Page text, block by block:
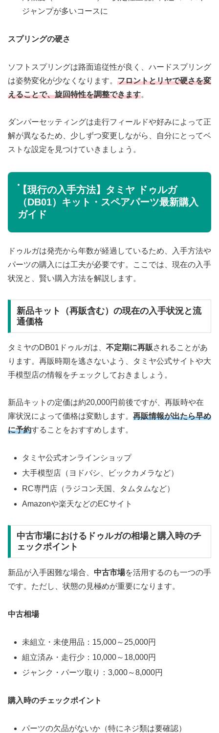
ジャンプが多いコースに
スプリングの硬さ
ソフトスプリングは路面追従性が良く、ハードスプリング
は姿勢変化が少なくなります。 フロントとリヤで硬さを変
えることで、旋回特性を調整できます。
ダンパーセッティングは走行フィールドや好みによって正
解が異なるため、少しずつ変更しながら、自分にとってベ
ストな設定を見つけていきましょう。
【現行の入手方法】タミヤ ドゥルガ
（DB01）キット・スペアパーツ最新購入
ガイド
ドゥルガは発売から年数が経過しているため、入手方法や
パーツの購入には工夫が必要です。ここでは、現在の入手
状況と、賢い購入方法を解説します。
新品キット（再販含む）の現在の入手状況と流
通価格
タミヤのDB01ドゥルガは、 不定期に再販されることがあ
ります。再販時期を逃さないよう、タミヤ公式サイトや大
手模型店の情報をチェックしておきましょう。
新品キットの定価は約20,000円前後ですが、再販時や在
庫状況によって価格は変動します。 再販情報が出たら早め
に予約することをおすすめします。
タミヤ公式オンラインショップ
大手模型店（ヨドバシ、ビックカメラなど）
RC専門店（ラジコン天国、タムタムなど）
Amazonや楽天などのECサイト
中古市場におけるドゥルガの相場と購入時のチ
ェックポイント
新品が入手困難な場合、 中古市場を活用するのも一つの手
です。ただし、状態の見極めが重要になります。
中古相場
未組立・未使用品：15,000～25,000円
組立済み・走行少：10,000～18,000円
ジャンク・パーツ取り：3,000～8,000円
購入時のチェックポイント
パーツの欠品がないか（特にネジ類は要確認）